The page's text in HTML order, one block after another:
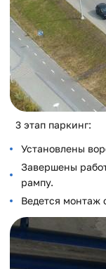
3 этап паркинг:
Установлены
Завершены
рампу.
Ведется монтаж